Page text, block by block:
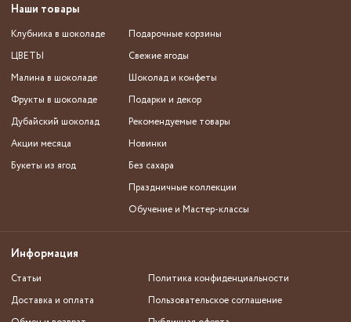
Наши товары
Клубника в шоколаде
ЦВЕТЫ
Малина в шоколаде
Фрукты в шоколаде
Дубайский шоколад
Акции месяца
Букеты из ягод
Подарочные корзины
Свежие ягоды
Шоколад и конфеты
Подарки и декор
Рекомендуемые товары
Новинки
Без сахара
Праздничные коллекции
Обучение и Мастер-классы
Информация
Статьи
Доставка и оплата
Политика конфиденциальности
Пользовательское соглашение